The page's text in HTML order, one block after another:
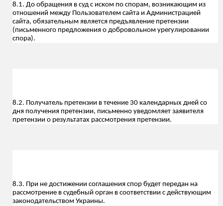
8.1. До обращения в суд с иском по спорам, возникающим из
отношений между Пользователем сайта и Администрацией
сайта, обязательным является предъявление претензии
(письменного предложения о добровольном урегулировании
спора).
8.2. Получатель претензии в течение 30 календарных дней со
дня получения претензии, письменно уведомляет заявителя
претензии о результатах рассмотрения претензии.
8.3. При не достижении соглашения спор будет передан на
рассмотрение в судебный орган в соответствии с действующим
законодательством Украины.